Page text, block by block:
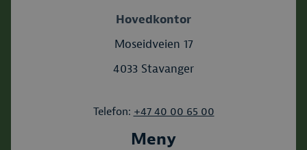
Hovedkontor
Moseidveien 17
4033 Stavanger
Telefon: +47 40 00 65 00
Meny